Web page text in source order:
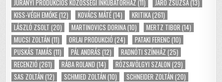
JURÁNYI PRODUKCIÓS KÖZÖSSÉGI INKUBÁTORHÁZ (11) JÁRÓ ZSUZSA(13)
KISS-VÉGH EMŐKE(12) KOVÁCS MÁTÉ(14) KRITIKA(261)
LÁSZLÓ ZSOLT (20) MARTINOVICS DORINA(10) MERTZ TIBOR (14)
MUCSI ZOLTÁN (11) ORLAI PRODUKCIÓ (24) PATAKI FERENC (10)
PUSKÁS TAMÁS (11) PÁL ANDRÁS (12) RADNÓTI SZÍNHÁZ (25)
RECENZIÓ (261) RÁBA ROLAND (14) RÓZSAVÖLGYI SZALON (29)
SAS ZOLTÁN (12) SCHMIED ZOLTÁN (10) SCHNEIDER ZOLTÁN (20)